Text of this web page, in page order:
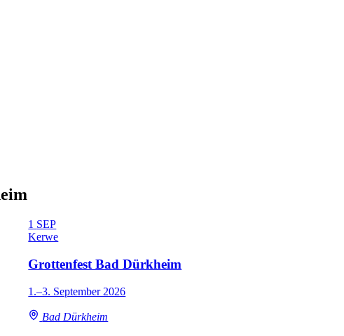
1 SEP
Kerwe
Grottenfest Bad Dürkheim
1.–3. September 2026
Bad Dürkheim